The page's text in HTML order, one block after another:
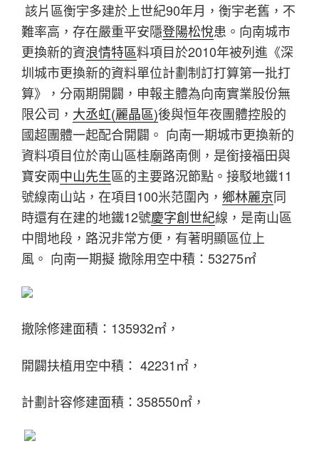
該片區衡宇多建於上世紀90年月，衡宇老舊，不
難率高，存在嚴重平安隱登陽松悅患。向南城市
更換新的資浪情特區料項目於2010年被列進《深
圳城市更換新的資料單位計劃制訂打算第一批打
算》，分兩期開闢，申報主體為向南實業股份無
限公司， 大丞虹(麗晶區)後與恒年夜團體控股的
國超團體一起配合開闢。 向南一期城市更換新的
資料項目位於南山區桂廟路南側，是銜接福田與
寶安兩中山先生區的主要路況節點。接駁地鐵11
號線南山站，在項目100米范圍內， 鄉林麗京同
時還有在建的地鐵12號慶字創世紀線，是南山區
中間地段，路況非常方便，有著明顯區位上
風。 向南一期擬 撤除用空中積：53275㎡
撤除修建面積：135932㎡，
開闢扶植用空中積： 42231㎡，
計劃計容修建面積：358550㎡，